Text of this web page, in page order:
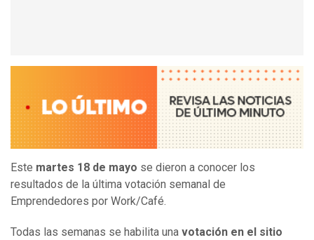
Este martes 18 de mayo se dieron a conocer los
resultados de la última votación semanal de
Emprendedores por Work/Café.
Todas las semanas se habilita una votación en el sitio